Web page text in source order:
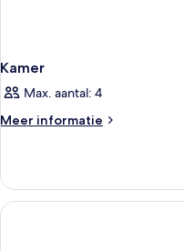
Kamer
Max. aantal: 4
Meer informatie
Meer